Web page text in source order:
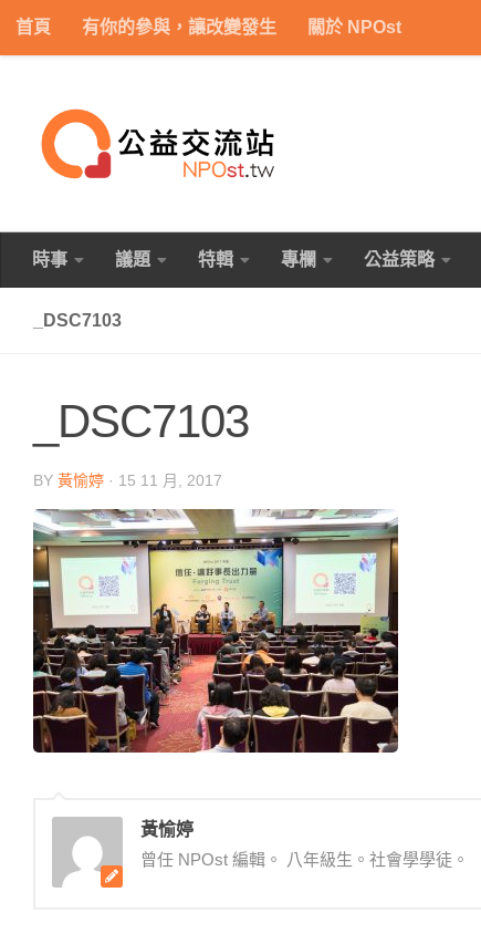
Skip to content
首頁 有你的參與，讓改變發生 關於 NPOst
時事 議題 特輯 專欄 公益策略
_DSC7103
_DSC7103
BY 黃愉婷 · 15 11 月, 2017
黃愉婷
曾任 NPOst 編輯。 八年級生。社會學學徒。